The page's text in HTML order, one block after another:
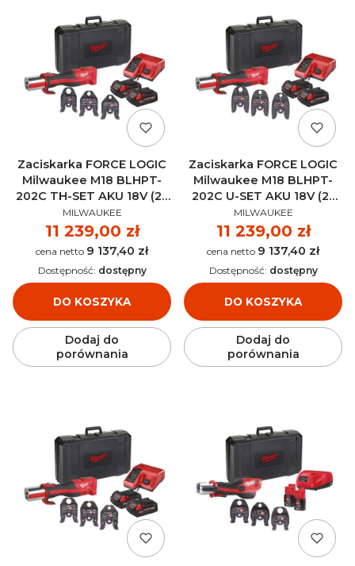
Zaciskarka FORCE LOGIC
Milwaukee M18 BLHPT-
202C TH-SET AKU 18V (2x
2.0 Ah) - 4933451135
PRODUCENT
MILWAUKEE
Cena
11 239,00 zł
Cena 9 137,40 zł
DO KOSZYKA
Dostępność: dostępny
Dodaj do
porównania
Zaciskarka FORCE LOGIC
Milwaukee M18 BLHPT-
202C U-SET AKU 18V (2x
2.0 Ah) - 4933451136
PRODUCENT
MILWAUKEE
Cena
11 239,00 zł
Cena 9 137,40 zł
DO KOSZYKA
Dostępność: dostępny
Dodaj do
porównania